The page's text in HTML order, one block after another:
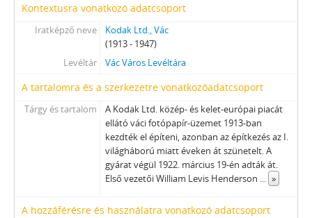
Kontextusra vonatkozó adatcsoport
Iratképző neve
Kodak Ltd., Vác
(1913 - 1947)
Levéltár
Vác Város Levéltára
A tartalomra és a szerkezetre vonatkozóadatcsoport
Tárgy és tartalom
A Kodak Ltd. közép- és kelet-európai piacát
ellátó váci fotópapír-üzemet 1913-ban
kezdték el építeni, azonban az építkezés az I.
világháború miatt éveken át szünetelt. A
gyárat végül 1922. március 19-én adták át.
Első vezetői William Levis Henderson ... »
A hozzáférésre és használatra vonatkozó adatcsoport